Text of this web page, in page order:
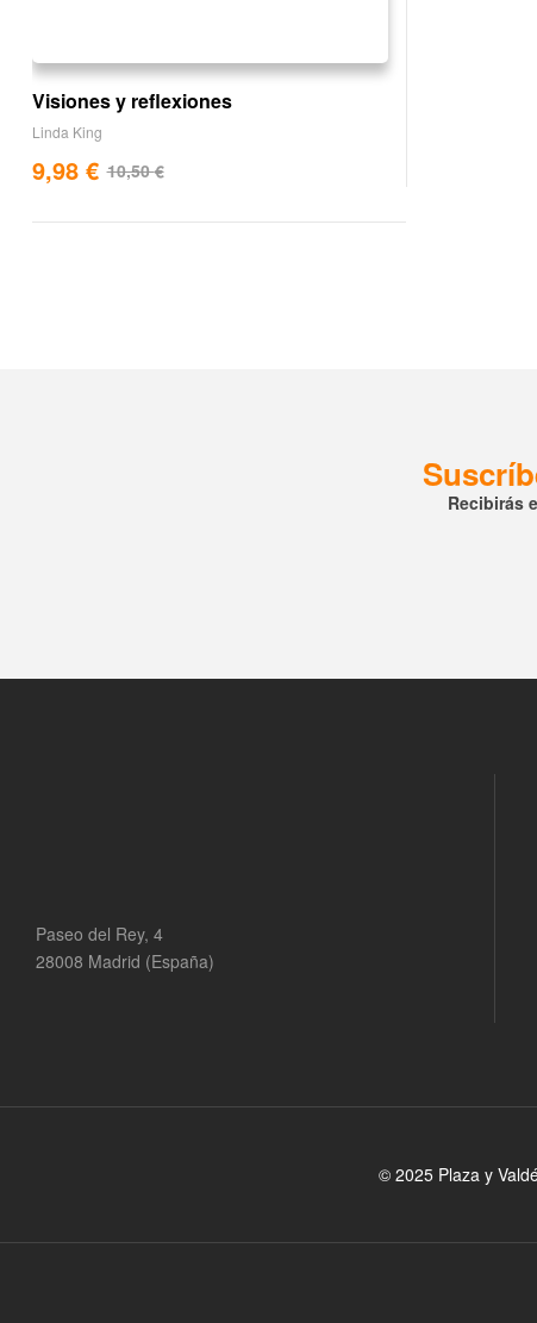
Visiones y reflexiones
Linda King
10,50€
9,98 €
Recibirás
Paseo del Rey, 4
28008 Madrid (España)
© 2025 Plaza y